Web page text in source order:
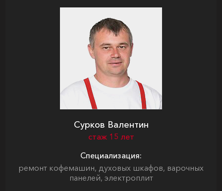
Сурков Валентин
стаж 15 лет
Специализация:
ремонт кофемашин, духовых шкафов, варочных
панелей, электроплит